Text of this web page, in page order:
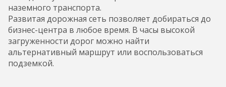
наземного транспорта.
Развитая дорожная сеть позволяет добираться до
бизнес-центра в любое время. В часы высокой
загруженности дорог можно найти
альтернативный маршрут или воспользоваться
подземкой.